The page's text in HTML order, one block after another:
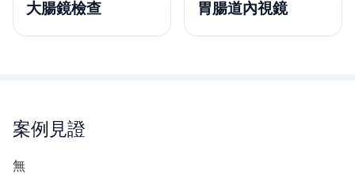
大腸鏡檢查 胃腸道內視鏡
案例見證
無